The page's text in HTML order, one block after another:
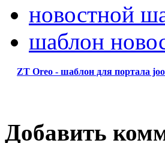
новостной
шаблон
ZT Oreo - шаблон для портала
Добавить